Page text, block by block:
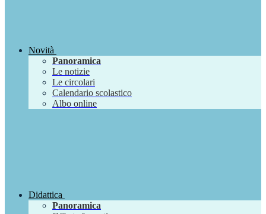
Novità
Panoramica
Le notizie
Le circolari
Calendario scolastico
Albo online
Didattica
Panoramica